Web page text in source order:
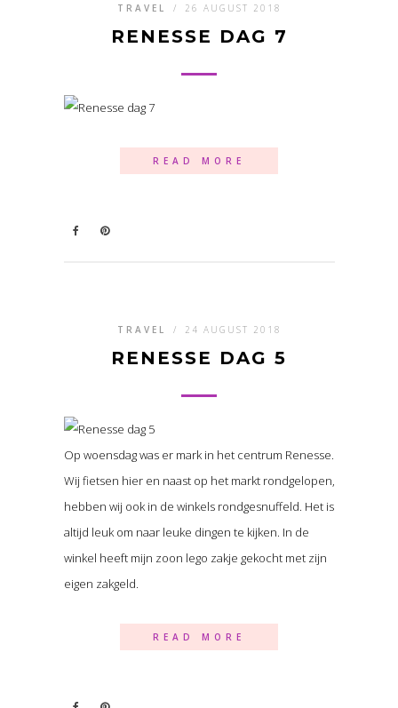
TRAVEL / 26 AUGUST 2018
RENESSE DAG 7
READ MORE
TRAVEL / 24 AUGUST 2018
RENESSE DAG 5
Op woensdag was er mark in het centrum Renesse.
Wij fietsen hier en naast op het markt rondgelopen,
hebben wij ook in de winkels rondgesnuffeld. Het is
altijd leuk om naar leuke dingen te kijken. In de
winkel heeft mijn zoon lego zakje gekocht met zijn
eigen zakgeld.
READ MORE